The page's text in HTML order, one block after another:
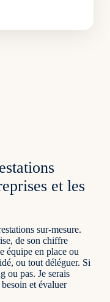
et les
sur-mesure.
de son chiffre
équipe en place ou
ou tout déléguer. Si
ou pas. Je serais
et évaluer